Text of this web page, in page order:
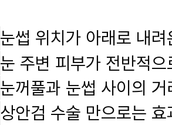
눈썹 위치가 아래로 내려
눈 주변 피부가 전반적
눈꺼풀과 눈썹 사이의
상안검 수술 만으로는